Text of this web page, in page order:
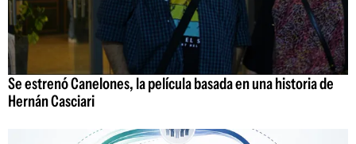
Se estrenó Canelones, la película basada en una historia de
Hernán Casciari